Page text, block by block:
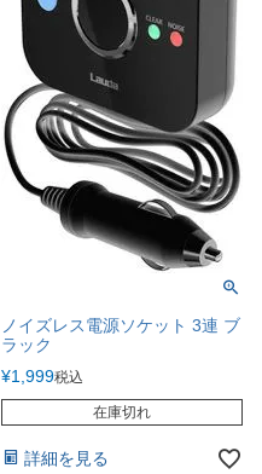
ノイズレス電源ソケット 3連 ブ
ラック
¥1,999税込
在庫切れ
詳細を見る